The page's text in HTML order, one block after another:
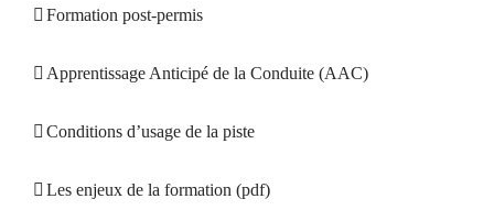
Formation post-permis
Apprentissage Anticipé de la Conduite (AAC)
Conditions d’usage de la piste
Les enjeux de la formation (pdf)